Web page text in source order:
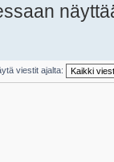
viestit ajalta: